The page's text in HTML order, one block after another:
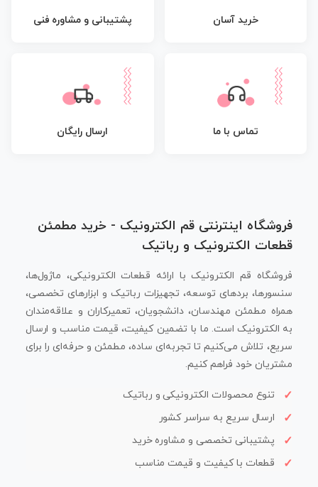
خرید آسان پشتیبانی و مشاوره فنی
تماس با ما ارسال رایگان
فروشگاه اینترنتی قم الکترونیک - خرید مطمئن
قطعات الکترونیک و رباتیک
فروشگاه قم الکترونیک با ارائه قطعات الکترونیکی، ماژول‌ها،
سنسورها، بردهای توسعه، تجهیزات رباتیک و ابزارهای تخصصی،
همراه مطمئن مهندسان، دانشجویان، تعمیرکاران و علاقه‌مندان
به الکترونیک است. ما با تضمین کیفیت، قیمت مناسب و ارسال
سریع، تلاش می‌کنیم تا تجربه‌ای ساده، مطمئن و حرفه‌ای را برای
مشتریان خود فراهم کنیم.
تنوع محصولات الکترونیکی و رباتیک
ارسال سریع به سراسر کشور
پشتیبانی تخصصی و مشاوره خرید
قطعات با کیفیت و قیمت مناسب